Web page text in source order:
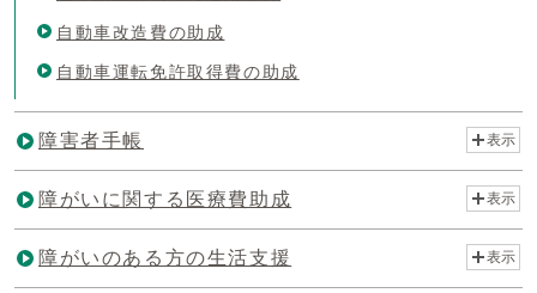
自動車改造費の助成
自動車運転免許取得費の助成
障害者手帳 表示
障がいに関する医療費助成 表示
障がいのある方の生活支援 表示